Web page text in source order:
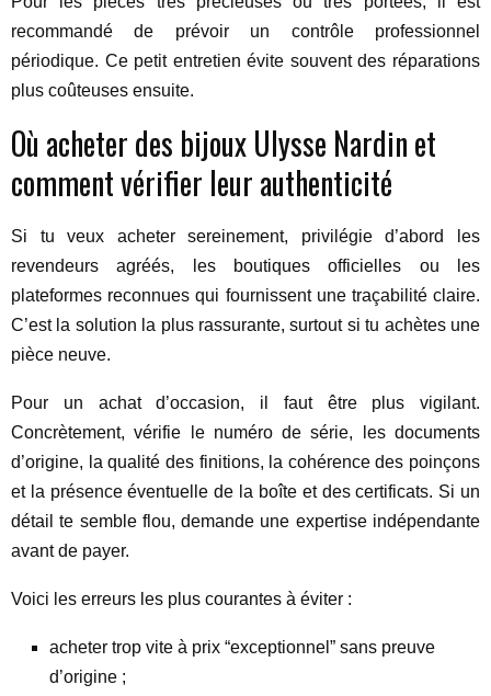
recommandé de prévoir un contrôle professionnel
périodique. Ce petit entretien évite souvent des réparations
plus coûteuses ensuite.
Où acheter des bijoux Ulysse Nardin et
comment vérifier leur authenticité
Si tu veux acheter sereinement, privilégie d’abord les
revendeurs agréés, les boutiques officielles ou les
plateformes reconnues qui fournissent une traçabilité claire.
C’est la solution la plus rassurante, surtout si tu achètes une
pièce neuve.
Pour un achat d’occasion, il faut être plus vigilant.
Concrètement, vérifie le numéro de série, les documents
d’origine, la qualité des finitions, la cohérence des poinçons
et la présence éventuelle de la boîte et des certificats. Si un
détail te semble flou, demande une expertise indépendante
avant de payer.
Voici les erreurs les plus courantes à éviter :
acheter trop vite à prix “exceptionnel” sans preuve
d’origine ;